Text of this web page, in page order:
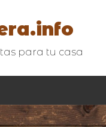
para tu casa